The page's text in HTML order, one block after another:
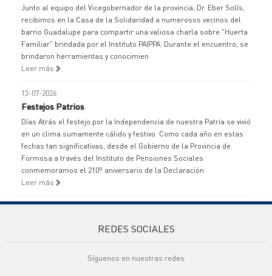
Junto al equipo del Vicegobernador de la provincia, Dr. Eber Solís,
recibimos en la Casa de la Solidaridad a numerosos vecinos del
barrio Guadalupe para compartir una valiosa charla sobre "Huerta
Familiar" brindada por el Instituto PAIPPA. Durante el encuentro, se
brindaron herramientas y conocimien
Leer más
13-07-2026
Festejos Patrios
Días Atrás el festejo por la Independencia de nuestra Patria se vivió
en un clima sumamente cálido y festivo. Como cada año en estas
fechas tan significativas, desde el Gobierno de la Provincia de
Formosa a través del Instituto de Pensiones Sociales
conmemoramos el 210º aniversario de la Declaración
Leer más
REDES SOCIALES
Síguenos en nuestras redes